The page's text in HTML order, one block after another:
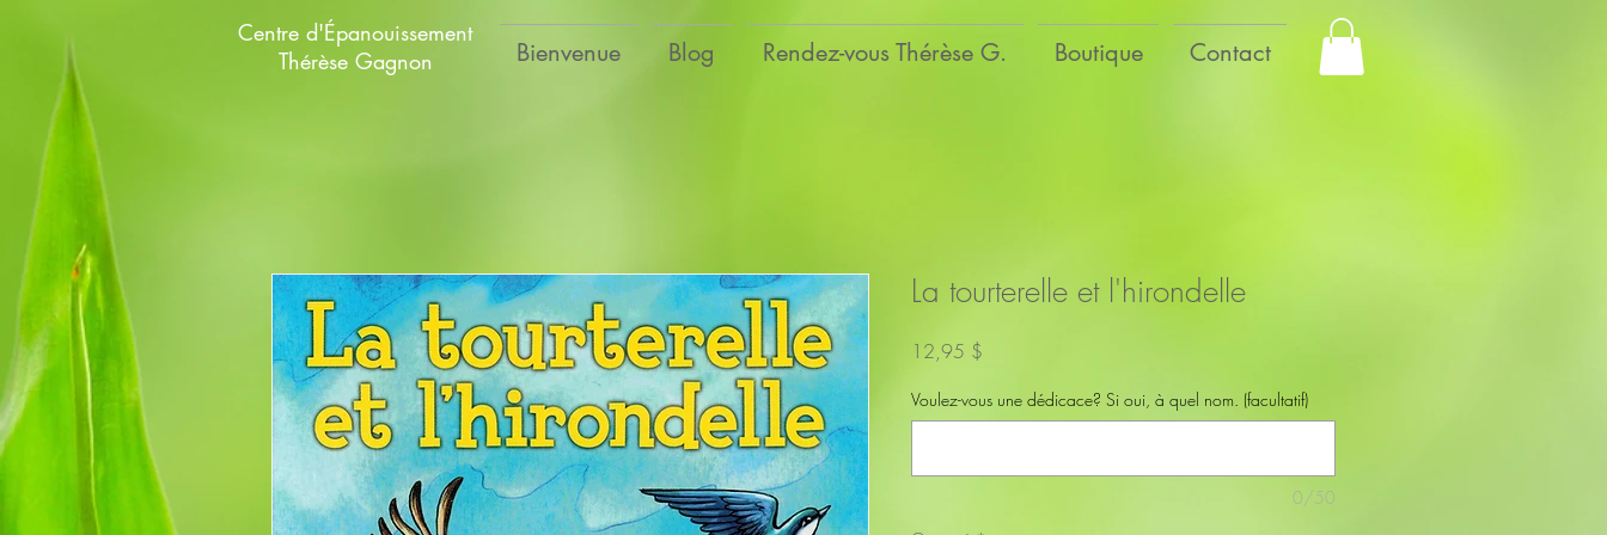
Centre d'Épanouissement
Thérèse Gagnon
Bienvenue Blog Rendez-vous Thérèse G. Boutique Contact
La tourterelle et l'hirondelle
12,95 $
Voulez-vous une dédicace? Si oui, à quel nom. (facultatif)
0/50